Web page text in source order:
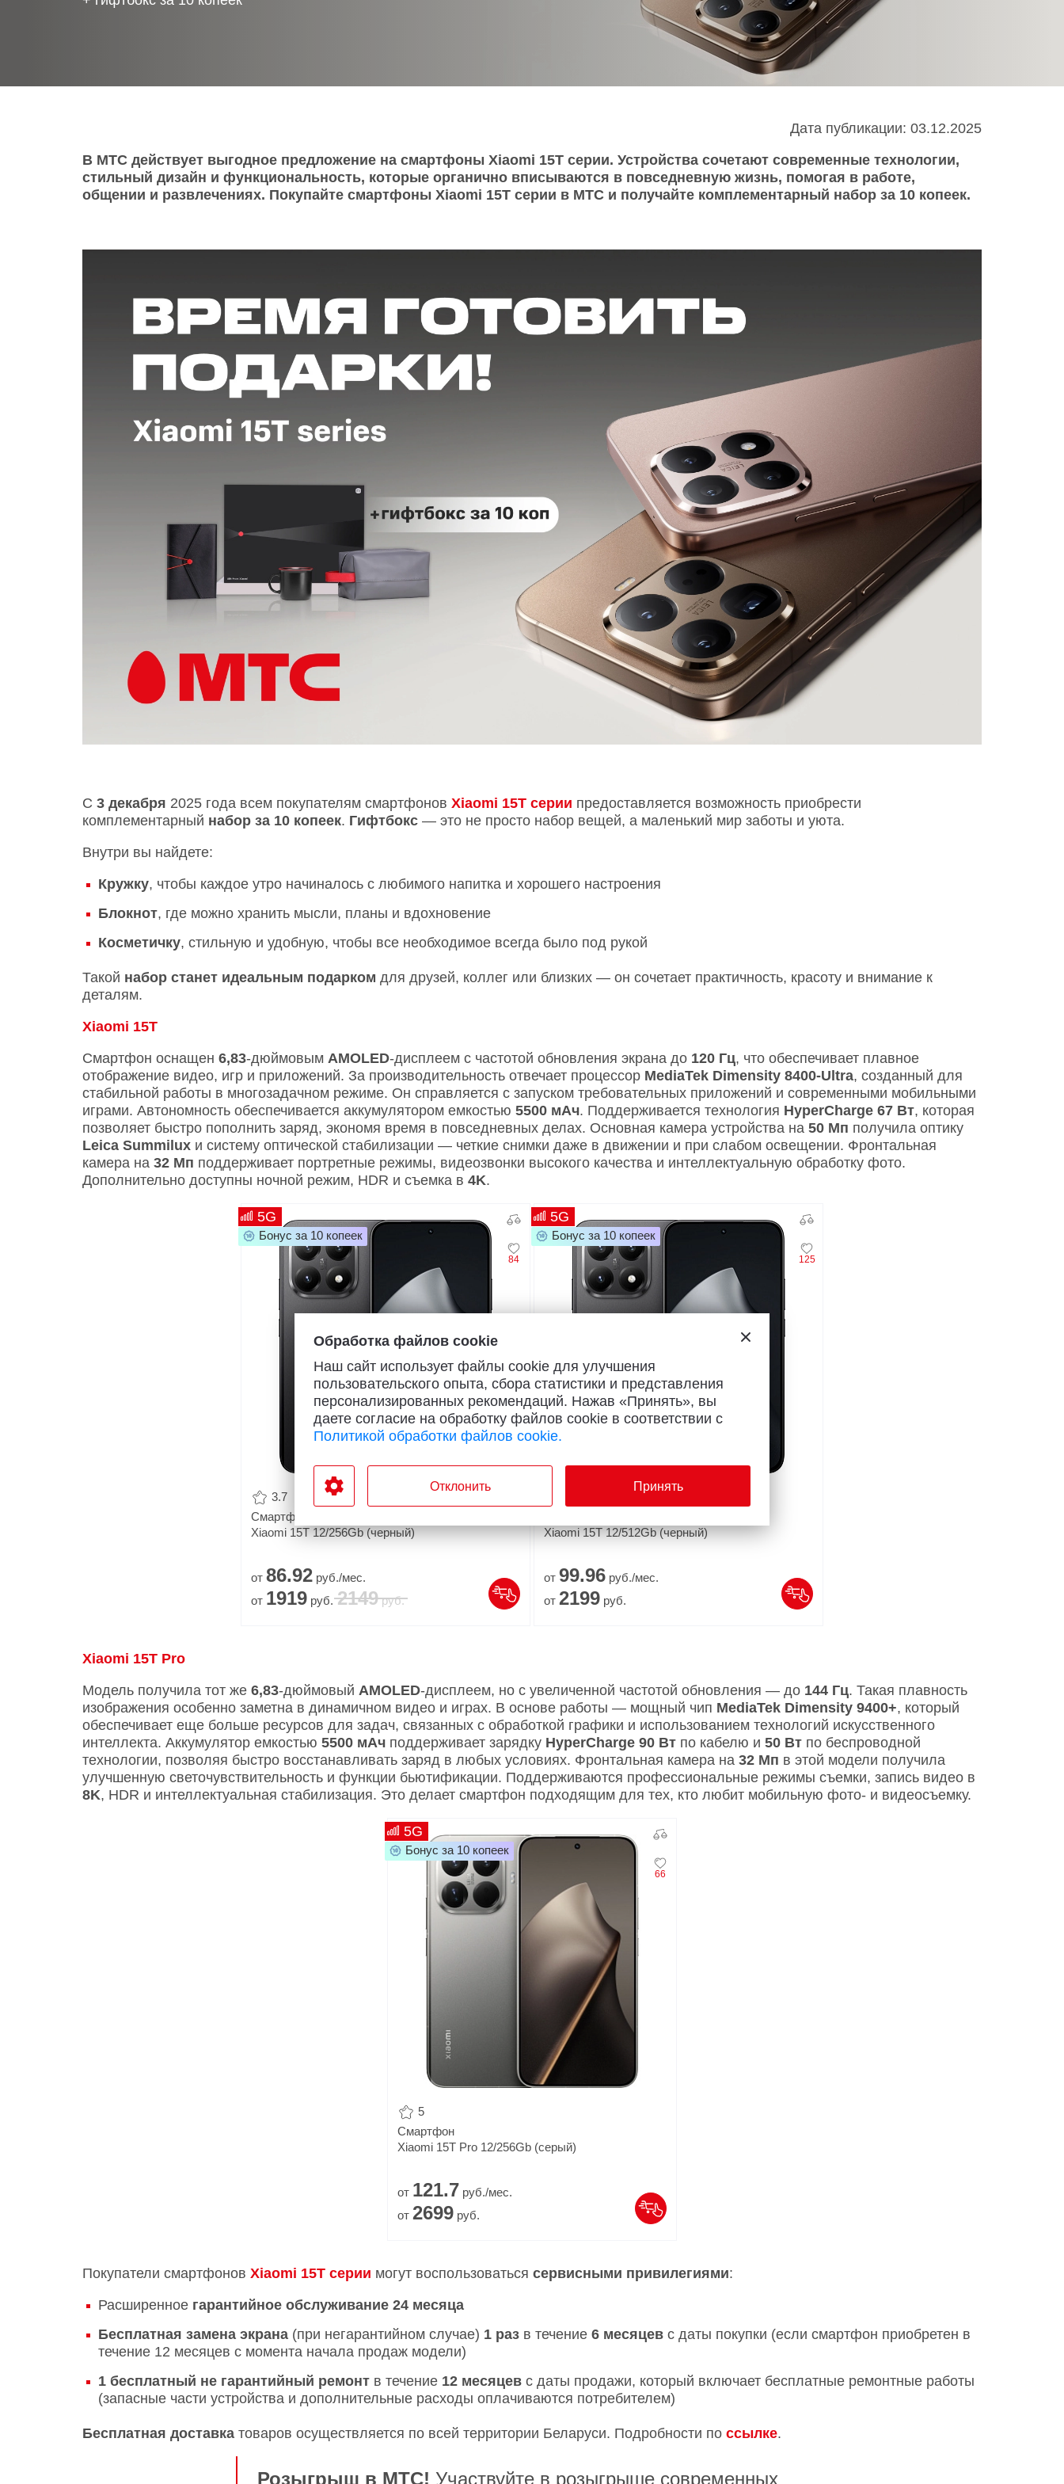
POCO M
realme 14
TCL 60
vivo
vivo V
Infinix
Infinix GT
Infinix Note
Camon
Blackview
Телевизоры
Интернет для дома
Купить SIM
Популярное
Дата публикации: 03.12.2025
В МТС действует выгодное предложение на смартфоны Xiaomi 15T серии. Устройства сочетают современные технологии,
стильный дизайн и функциональность, которые органично вписываются в повседневную жизнь, помогая в работе,
общении и развлечениях. Покупайте смартфоны Xiaomi 15T серии в МТС и получайте комплементарный набор за 10 копеек.
С 3 декабря 2025 года всем покупателям смартфонов Xiaomi 15T серии предоставляется возможность приобрести
комплементарный набор за 10 копеек. Гифтбокс — это не просто набор вещей, а маленький мир заботы и уюта.
Внутри вы найдете:
Кружку, чтобы каждое утро начиналось с любимого напитка и хорошего настроения
Блокнот, где можно хранить мысли, планы и вдохновение
Косметичку, стильную и удобную, чтобы все необходимое всегда было под рукой
Такой набор станет идеальным подарком для друзей, коллег или близких — он сочетает практичность, красоту и внимание к
деталям.
Xiaomi 15T
Смартфон оснащен 6,83-дюймовым AMOLED-дисплеем с частотой обновления экрана до 120 Гц, что обеспечивает плавное
отображение видео, игр и приложений. За производительность отвечает процессор MediaTek Dimensity 8400-Ultra, созданный для
стабильной работы в многозадачном режиме. Он справляется с запуском требовательных приложений и современными мобильными
играми. Автономность обеспечивается аккумулятором емкостью 5500 мАч. Поддерживается технология HyperCharge 67 Вт, которая
позволяет быстро пополнить заряд, экономя время в повседневных делах. Основная камера устройства на 50 Мп получила оптику
Leica Summilux и систему оптической стабилизации — четкие снимки даже в движении и при слабом освещении. Фронтальная
камера на 32 Мп поддерживает портретные режимы, видеозвонки высокого качества и интеллектуальную обработку фото.
Дополнительно доступны ночной режим, HDR и съемка в 4K.
84
3.7
Смартфон
Xiaomi 15T 12/256Gb (черный)
от 86.92 руб./мес.
от 1919 руб. 2149руб.
5G
Бонус за 10 копеек
125
Xiaomi 15T 12/512Gb (черный)
от 99.96 руб./мес.
от 2199 руб.
5G
Бонус за 10 копеек
Xiaomi 15T Pro
Модель получила тот же 6,83-дюймовый AMOLED-дисплеем, но с увеличенной частотой обновления — до 144 Гц. Такая плавность
изображения особенно заметна в динамичном видео и играх. В основе работы — мощный чип MediaTek Dimensity 9400+, который
обеспечивает еще больше ресурсов для задач, связанных с обработкой графики и использованием технологий искусственного
интеллекта. Аккумулятор емкостью 5500 мАч поддерживает зарядку HyperCharge 90 Вт по кабелю и 50 Вт по беспроводной
технологии, позволяя быстро восстанавливать заряд в любых условиях. Фронтальная камера на 32 Мп в этой модели получила
улучшенную светочувствительность и функции бьютификации. Поддерживаются профессиональные режимы съемки, запись видео в
8K, HDR и интеллектуальная стабилизация. Это делает смартфон подходящим для тех, кто любит мобильную фото- и видеосъемку.
66
5
Смартфон
Xiaomi 15T Pro 12/256Gb (серый)
от 121.7 руб./мес.
от 2699 руб.
5G
Бонус за 10 копеек
Покупатели смартфонов Xiaomi 15T серии могут воспользоваться сервисными привилегиями:
Расширенное гарантийное обслуживание 24 месяца
Бесплатная замена экрана (при негарантийном случае) 1 раз в течение 6 месяцев с даты покупки (если смартфон приобретен в
течение 12 месяцев с момента начала продаж модели)
1 бесплатный не гарантийный ремонт в течение 12 месяцев с даты продажи, который включает бесплатные ремонтные работы
(запасные части устройства и дополнительные расходы оплачиваются потребителем)
Бесплатная доставка товаров осуществляется по всей территории Беларуси. Подробности по ссылке.
Розыгрыш в МТС! Участвуйте в розыгрыше современных
Обработка файлов cookie
Наш сайт использует файлы cookie для улучшения
пользовательского опыта, сбора статистики и представления
персонализированных рекомендаций. Нажав «Принять», вы
даете согласие на обработку файлов cookie в соответствии с
Политикой обработки файлов cookie.
Отклонить Принять